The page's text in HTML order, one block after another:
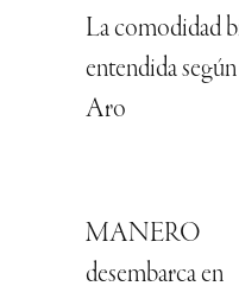
La comodidad
entendida según
Aro
MANERO
desembarca en